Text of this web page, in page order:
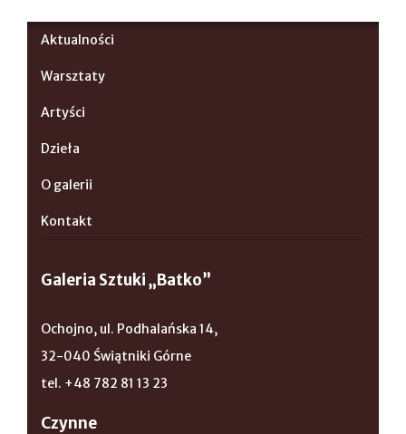
Aktualności
Warsztaty
Artyści
Dzieła
O galerii
Kontakt
Galeria Sztuki „Batko”
Ochojno, ul. Podhalańska 14,
32-040 Świątniki Górne
tel. +48 782 81 13 23
Czynne